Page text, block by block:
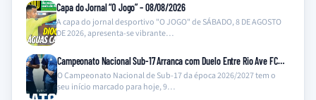
Capa do Jornal “O Jogo” – 08/08/2026
A capa do jornal desportivo "O JOGO" de SÁBADO, 8 DE AGOSTO
DE 2026, apresenta-se vibrante…
Campeonato Nacional Sub-17 Arranca com Duelo Entre Rio Ave FC…
O Campeonato Nacional de Sub-17 da época 2026/2027 tem o
seu início marcado para hoje, 9…